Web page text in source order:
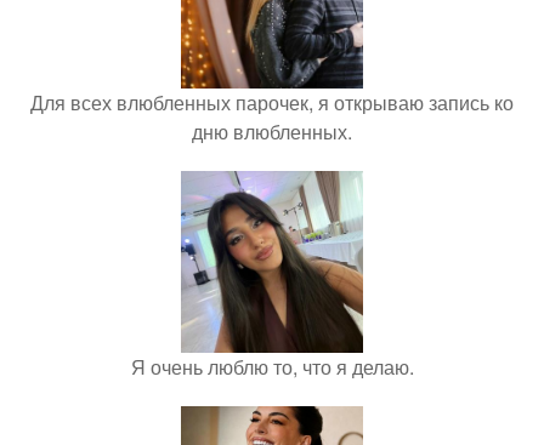
Для всех влюбленных парочек, я открываю запись ко
дню влюбленных.
Я очень люблю то, что я делаю.